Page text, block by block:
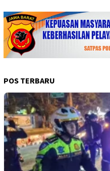
POS TERBARU